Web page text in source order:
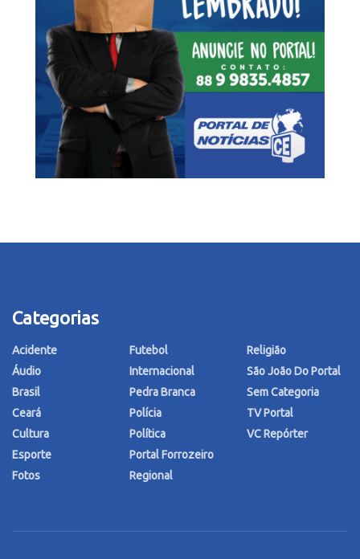
Categorias
Acidente
Áudio
Brasil
Ceará
Cultura
Esporte
Fotos
Futebol
Internacional
Pedra Branca
Polícia
Política
Portal Forrozeiro
Regional
Religião
São João Do Portal
Sem Categoria
TV Portal
VC Repórter